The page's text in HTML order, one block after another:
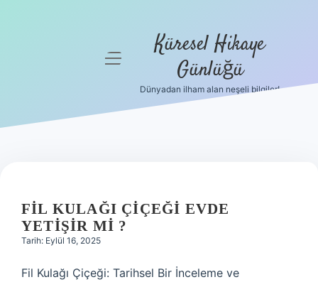
Hakkımızda
menüyü
Küresel Hikaye
Günlüğü
Dünyadan ilham alan neşeli bilgiler!
FIL KULAĞI ÇIÇEĞI EVDE
YETIŞIR MI ?
Tarih: Eylül 16, 2025
Fil Kulağı Çiçeği: Tarihsel Bir İnceleme ve